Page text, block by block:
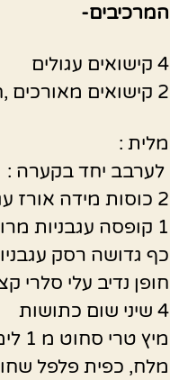
המרכיבים-
4 קישואים עגולים
2 קישואים מאורכים ,חצויים
מלית :
לערבב יחד בקערה :
2 כוסות מידה אורז עגול מבושל חצי בישול עם 3 כוסות מים
1 קופסה עגבניות מרוסקות במיץ
כף גדושה רסק
חופן נדיב עלי סלרי
4 שיני שום כתושות
מיץ טרי סחוט מ 1 לימון בינוני
מלח, כפית פלפל